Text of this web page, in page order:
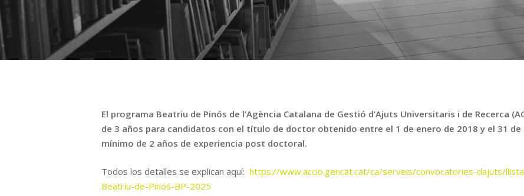
El programa Beatriu de Pinós de l’Agència Catalana de Gestió d’Ajuts Universitaris i de Recerca
de 3 años para candidatos con el título de doctor obtenido entre el 1 de enero de 2018 y el 31
mínimo de 2 años de experiencia post doctoral.
Todos los detalles se explican aquí: https://www.accio.gencat.cat/ca/serveis/convocatories-dajuts/
Beatriu-de-Pinos-BP-2025